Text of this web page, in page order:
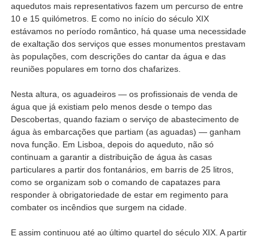
aquedutos mais representativos fazem um percurso de entre
10 e 15 quilómetros. E como no início do século XIX
estávamos no período romântico, há quase uma necessidade
de exaltação dos serviços que esses monumentos prestavam
às populações, com descrições do cantar da água e das
reuniões populares em torno dos chafarizes.
Nesta altura, os aguadeiros — os profissionais de venda de
água que já existiam pelo menos desde o tempo das
Descobertas, quando faziam o serviço de abastecimento de
água às embarcações que partiam (as aguadas) — ganham
nova função. Em Lisboa, depois do aqueduto, não só
continuam a garantir a distribuição de água às casas
particulares a partir dos fontanários, em barris de 25 litros,
como se organizam sob o comando de capatazes para
responder à obrigatoriedade de estar em regimento para
combater os incêndios que surgem na cidade.
E assim continuou até ao último quartel do século XIX. A partir